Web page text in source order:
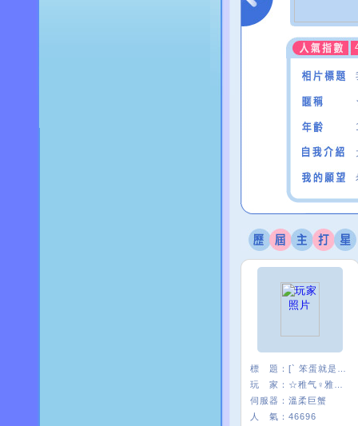
標 題：
玩 家：
伺服器： 溫柔巨蟹
人 氣： 46696